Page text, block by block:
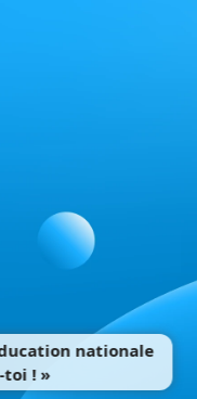
nationale
toi ! »